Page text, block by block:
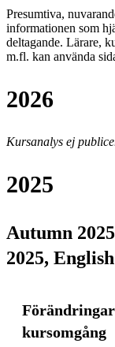
Presumtiva,
informationen som
deltagande. Lärare,
m.fl. kan använda
2026
Kursanalys ej
2025
Autumn
2025,
kursomgång